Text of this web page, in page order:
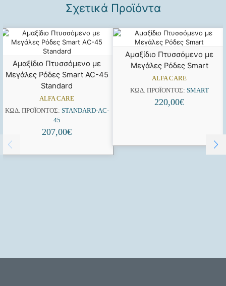
Σχετικά Προϊόντα
Αμαξίδιο Πτυσσόμενο με
Μεγάλες Ρόδες Smart AC-45
Standard
ALFA CARE
ΚΩΔ. ΠΡΟΪΌΝΤΟΣ: STANDARD-AC-
45
207,00€
Αμαξίδιο Πτυσσόμενο με
Μεγάλες Ρόδες Smart
ALFA CARE
ΚΩΔ. ΠΡΟΪΌΝΤΟΣ: SMART
220,00€